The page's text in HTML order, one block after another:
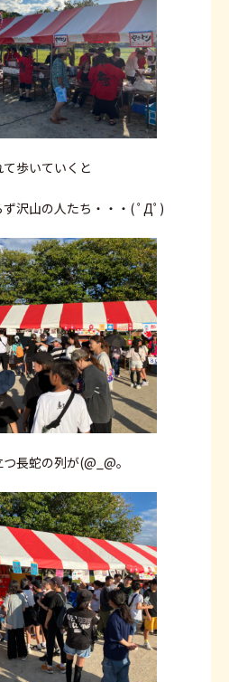
歩いていくと
沢山の人たち・・・( ﾟДﾟ)
長蛇の列が(@_@。